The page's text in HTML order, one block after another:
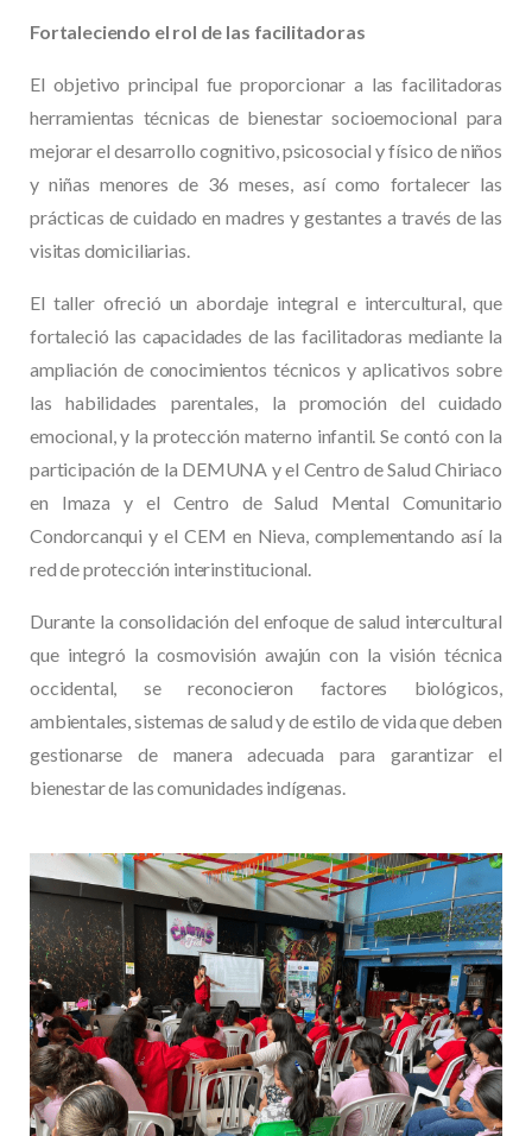
Fortaleciendo el rol de las facilitadoras
El objetivo principal fue proporcionar a las facilitadoras
herramientas técnicas de bienestar socioemocional para
mejorar el desarrollo cognitivo, psicosocial y físico de niños
y niñas menores de 36 meses, así como fortalecer las
prácticas de cuidado en madres y gestantes a través de las
visitas domiciliarias.
El taller ofreció un abordaje integral e intercultural, que
fortaleció las capacidades de las facilitadoras mediante la
ampliación de conocimientos técnicos y aplicativos sobre
las habilidades parentales, la promoción del cuidado
emocional, y la protección materno infantil. Se contó con la
participación de la DEMUNA y el Centro de Salud Chiriaco
en Imaza y el Centro de Salud Mental Comunitario
Condorcanqui y el CEM en Nieva, complementando así la
red de protección interinstitucional.
Durante la consolidación del enfoque de salud intercultural
que integró la cosmovisión awajún con la visión técnica
occidental, se reconocieron factores biológicos,
ambientales, sistemas de salud y de estilo de vida que deben
gestionarse de manera adecuada para garantizar el
bienestar de las comunidades indígenas.